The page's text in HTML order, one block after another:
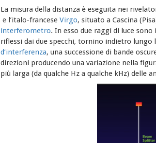
La misura della distanza è eseguita nei
e l’italo-francese Virgo, situato a Cascina
interferometro. In esso due raggi di luce
riflessi dai due specchi, tornino indietro
d’interferenza, una successione di bande
direzioni producendo una variazione nella
più larga (da qualche Hz a qualche kHz)